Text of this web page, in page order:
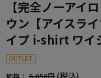
【完全ノーアイ
ウン【アイスラ
イプ i-shirt ワイ
OUTLET
価格： 6,050円 (税込)